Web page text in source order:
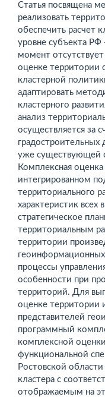
Статья посвящена
реализовать
обеспечить расчет
уровне субъекта
момент
оценке территории
кластерной
адаптировать
кластерного
анализ
осуществляется за
градостроительных
уже существующей
Комплексная
интегрированном
территориального
характеристик всех
стратегическое
территориальным
территории
процессы
особенности при
территорий. Для
оценке территории
представителей
программный
комплексной
функциональной
Ростовской
кластера с
отображаемым на